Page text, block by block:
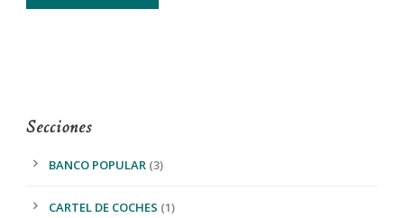
Secciones
BANCO POPULAR (3)
CARTEL DE COCHES (1)